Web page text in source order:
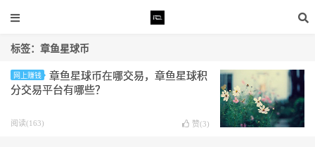
标签：章鱼星球币
网上赚钱
章鱼星球币在哪交易，章鱼星球积
分交易平台有哪些？
阅读(163) 赞(3)